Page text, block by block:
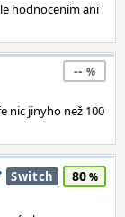
hodnocením ani
--
nic jinyho než 100
Switch 80